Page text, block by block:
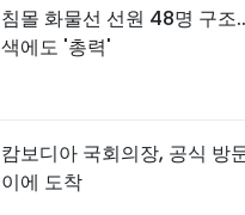
침몰 화물선 선원 48명 구조
색에도 '총력'
캄보디아 국회의장, 공식 방
이에 도착